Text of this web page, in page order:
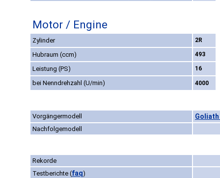
Motor / Engine
Zylinder 2R
Hubraum (ccm) 493
Leistung (PS) 16
bei Nenndrehzahl (U/min) 4000
Vorgängermodell Goliath
Nachfolgemodell
Rekorde
Testberichte (faq)